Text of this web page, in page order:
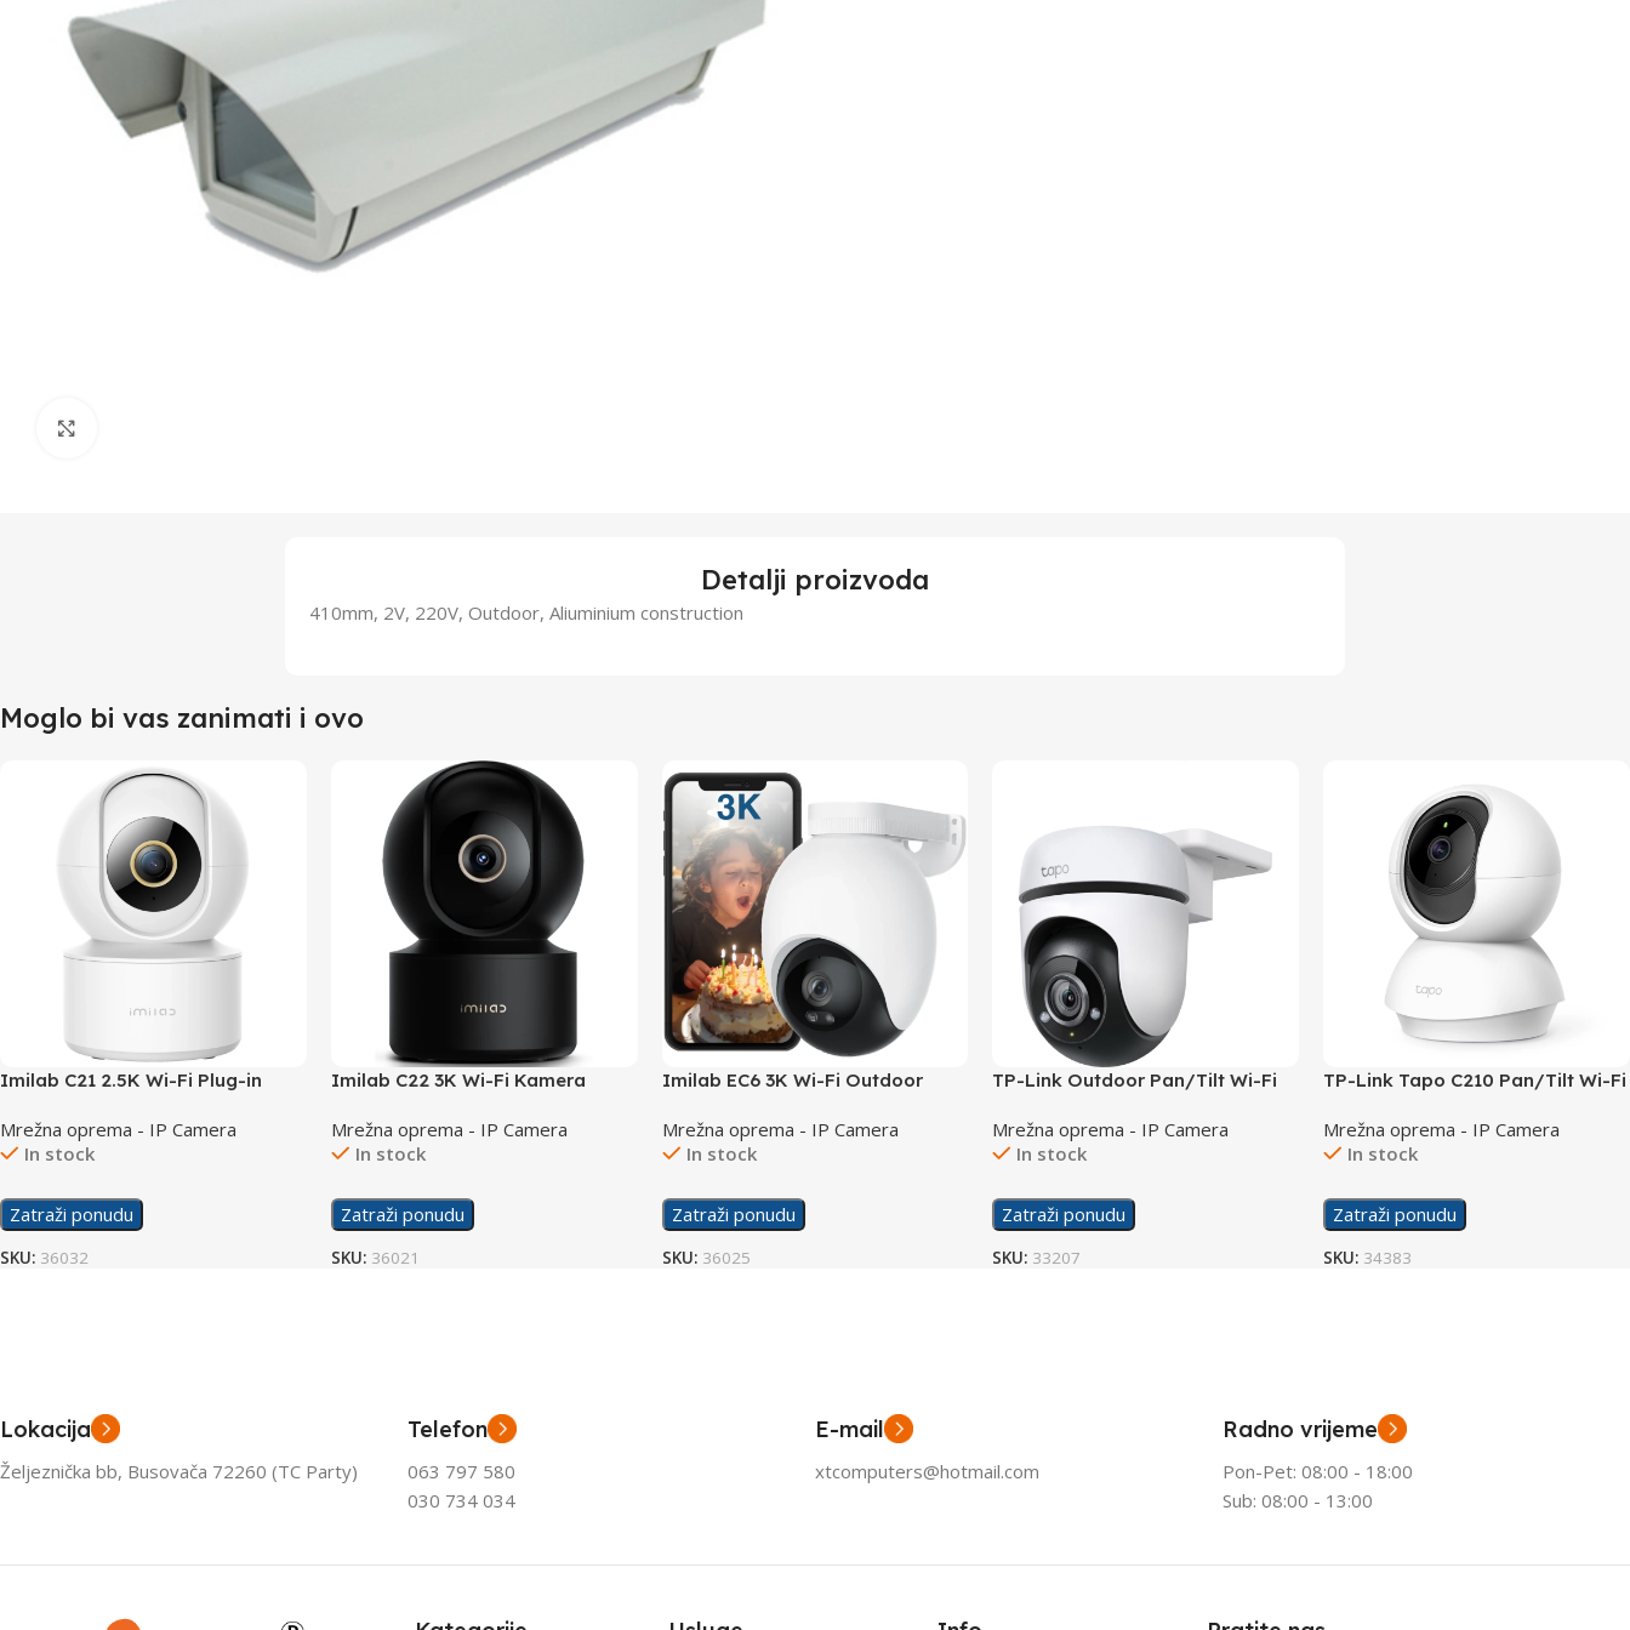
Detalji proizvoda
410mm, 2V, 220V, Outdoor, Aliuminium construction
Moglo bi vas zanimati i ovo
Imilab C21 2.5K Wi-Fi Plug-in
Mrežna oprema - IP Camera
In stock
Zatraži ponudu
SKU: 36032
Imilab C22 3K Wi-Fi Kamera
Mrežna oprema - IP Camera
In stock
Zatraži ponudu
SKU: 36021
Imilab EC6 3K Wi-Fi Outdoor
Mrežna oprema - IP Camera
In stock
Zatraži ponudu
SKU: 36025
TP-Link Outdoor Pan/Tilt Wi-Fi
Mrežna oprema - IP Camera
In stock
Zatraži ponudu
SKU: 33207
TP-Link Tapo C210 Pan/Tilt Wi-Fi
Mrežna oprema - IP Camera
In stock
Zatraži ponudu
SKU: 34383
Lokacija
Željeznička bb, Busovača 72260 (TC Party)
Telefon
063 797 580
030 734 034
E-mail
xtcomputers@hotmail.com
Radno vrijeme
Pon-Pet: 08:00 - 18:00
Sub: 08:00 - 13:00